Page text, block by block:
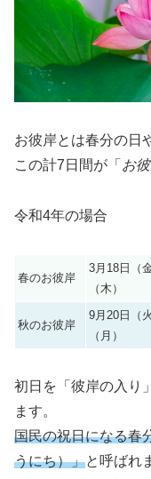
お彼岸とは春分の日
この計7日間が「 お
令和4年の場合
春のお彼岸
3月18日（
（木）
秋のお彼岸
9月20日（
（月）
初日を「彼岸の入り
ます。
国民の祝日になる春
うにち）」と呼ばれ